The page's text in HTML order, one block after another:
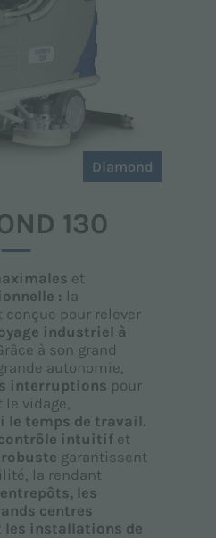
Diamond
130
et
: la
conçue pour relever
industriel à
à son grand
autonomie,
interruptions pour
vidage,
temps de travail.
contrôle intuitif et
garantissent
la rendant
entrepôts, les
centres
les installations de